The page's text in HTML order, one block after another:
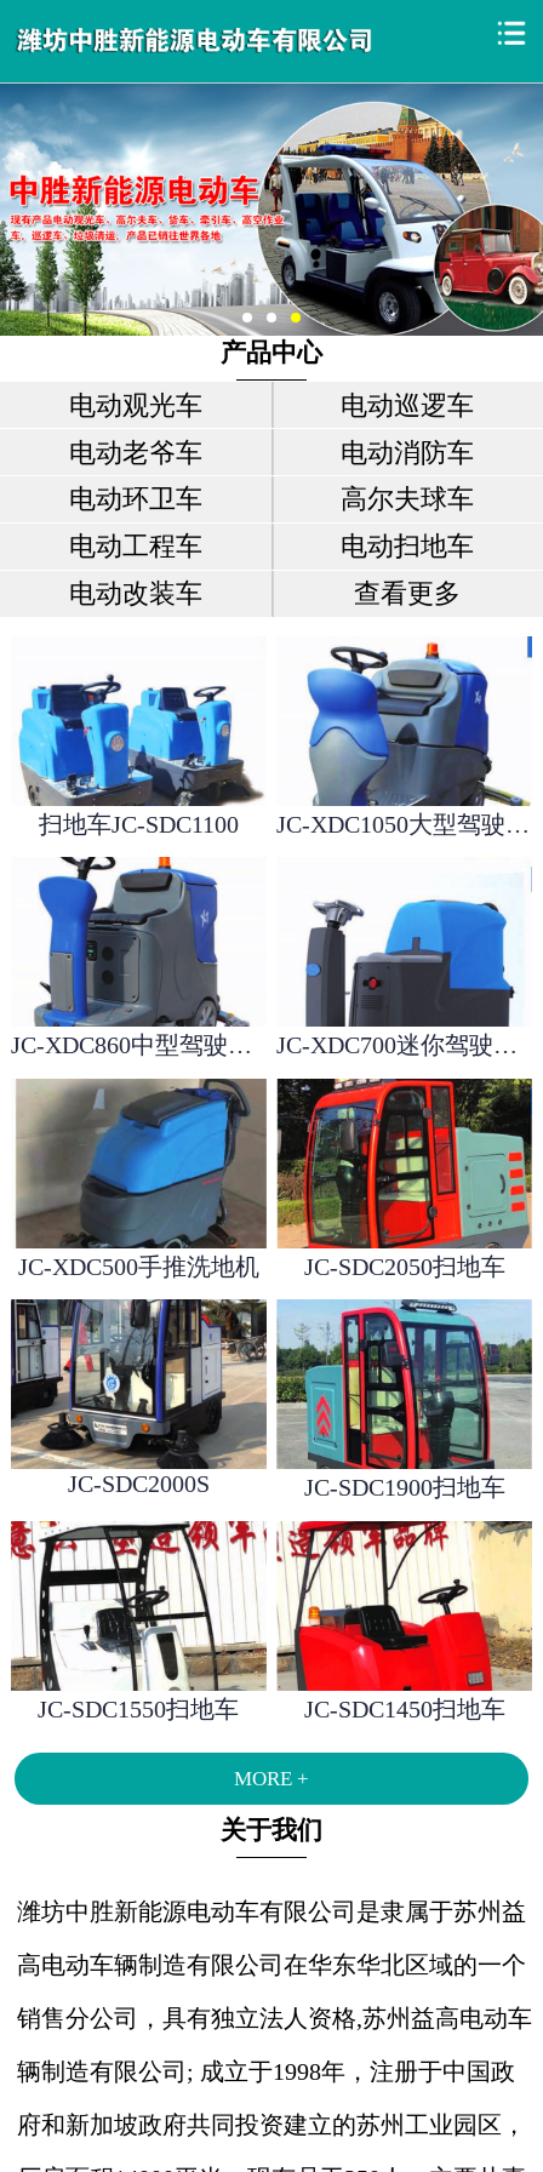
1 2 3
产品中心
电动观光车
电动巡逻车
电动老爷车
电动消防车
电动环卫车
高尔夫球车
电动工程车
电动扫地车
电动改装车
查看更多
扫地车JC-SDC1100 JC-XDC1050大型驾驶洗地机
JC-XDC860中型驾驶洗地机 JC-XDC700迷你驾驶洗地机
JC-XDC500手推洗地机 JC-SDC2050扫地车
JC-SDC2000S JC-SDC1900扫地车
JC-SDC1550扫地车 JC-SDC1450扫地车
MORE +
关于我们
潍坊中胜新能源电动车有限公司是隶属于苏州益
高电动车辆制造有限公司在华东华北区域的一个
销售分公司，具有独立法人资格,苏州益高电动车
辆制造有限公司; 成立于1998年，注册于中国政
府和新加坡政府共同投资建立的苏州工业园区，